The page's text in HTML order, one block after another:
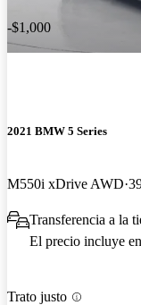
-$1,000
2021 BMW 5 Series
M550i xDrive AWD
Transferencia a la
El precio incluye
Trato justo